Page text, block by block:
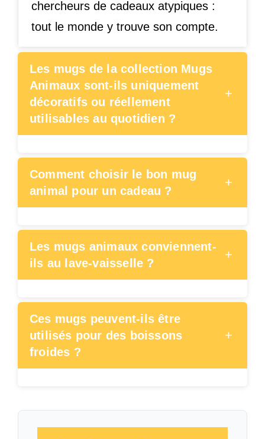
chercheurs de cadeaux atypiques :
tout le monde y trouve son compte.
Les mugs de la collection Mugs
Animaux sont-ils uniquement
décoratifs ou réellement
utilisables au quotidien ?
+
Comment choisir le bon mug
animal pour un cadeau ?
+
Les mugs animaux conviennent-
ils au lave-vaisselle ?
+
Ces mugs peuvent-ils être
utilisés pour des boissons
froides ?
+